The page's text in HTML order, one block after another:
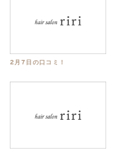
2月7日の口コミ！